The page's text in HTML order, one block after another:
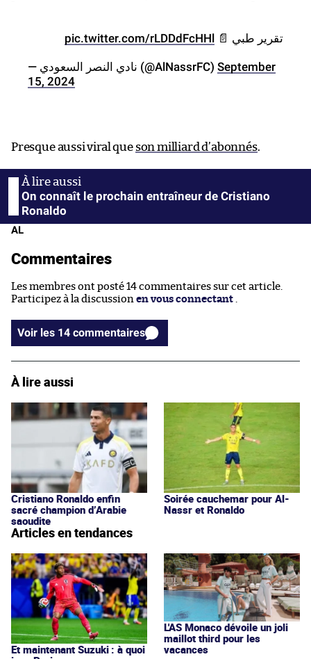
تقرير طبي 📄 pic.twitter.com/rLDDdFcHHl
— نادي النصر السعودي (@AlNassrFC) September
15, 2024
Presque aussi viral que son milliard d’abonnés.
On connaît le prochain entraîneur de Cristiano
Ronaldo
AL
Commentaires
Les membres ont posté 14 commentaires sur cet article.
Participez à la discussion en vous connectant .
Voir les 14 commentaires
À lire aussi
Cristiano Ronaldo enfin
sacré champion d’Arabie
saoudite
Soirée cauchemar pour Al-
Nassr et Ronaldo
Articles en tendances
Et maintenant Suzuki : à quoi
L'AS Monaco dévoile un joli
maillot third pour les
vacances